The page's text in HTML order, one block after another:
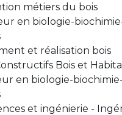
métiers du bois
en biologie-
et réalisation bois
Bois et
en biologie-biochimie-
et ingénierie -